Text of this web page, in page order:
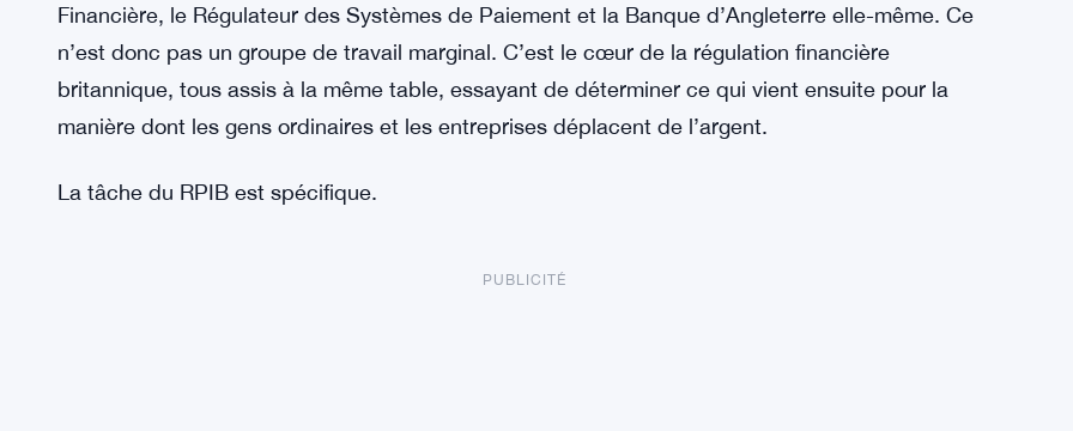
Financière, le Régulateur des Systèmes de Paiement et la Banque d’Angleterre elle-même. Ce
n’est donc pas un groupe de travail marginal. C’est le cœur de la régulation financière
britannique, tous assis à la même table, essayant de déterminer ce qui vient ensuite pour la
manière dont les gens ordinaires et les entreprises déplacent de l’argent.
La tâche du RPIB est spécifique.
PUBLICITÉ